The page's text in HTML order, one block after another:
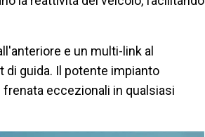
e un multi-link al
guida. Il potente impianto
eccezionali in qualsiasi